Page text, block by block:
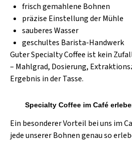
frisch gemahlene Bohnen
präzise Einstellung der Mühle
sauberes Wasser
geschultes Barista-Handwerk
Guter Specialty Coffee ist kein
– Mahlgrad, Dosierung,
Ergebnis in der Tasse.
Specialty Coffee im Café
Ein besonderer Vorteil bei uns im
jede unserer Bohnen genau so